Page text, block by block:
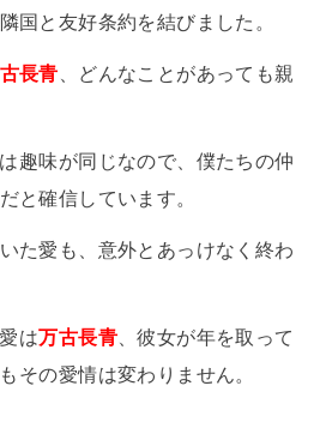
国と友好条約を結びました。
長青 、どんなことがあっても親
趣味が同じなので、僕たちの仲
だと確信しています。
た愛も、意外とあっけなく終わ
は万古長青、彼女が年を取って
その愛情は変わりません。